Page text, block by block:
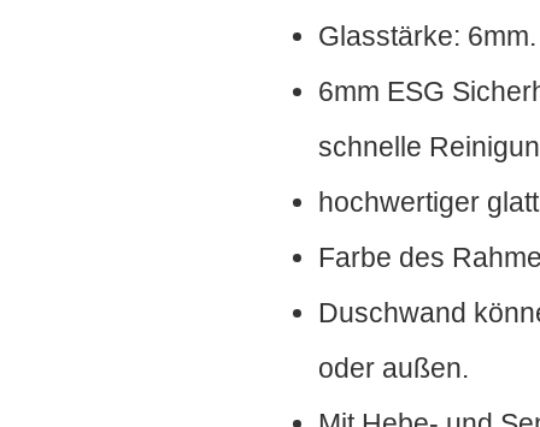
Glasstärke: 6mm.
6mm ESG
schnelle
hochwertiger
Farbe des
Duschwand
oder außen.